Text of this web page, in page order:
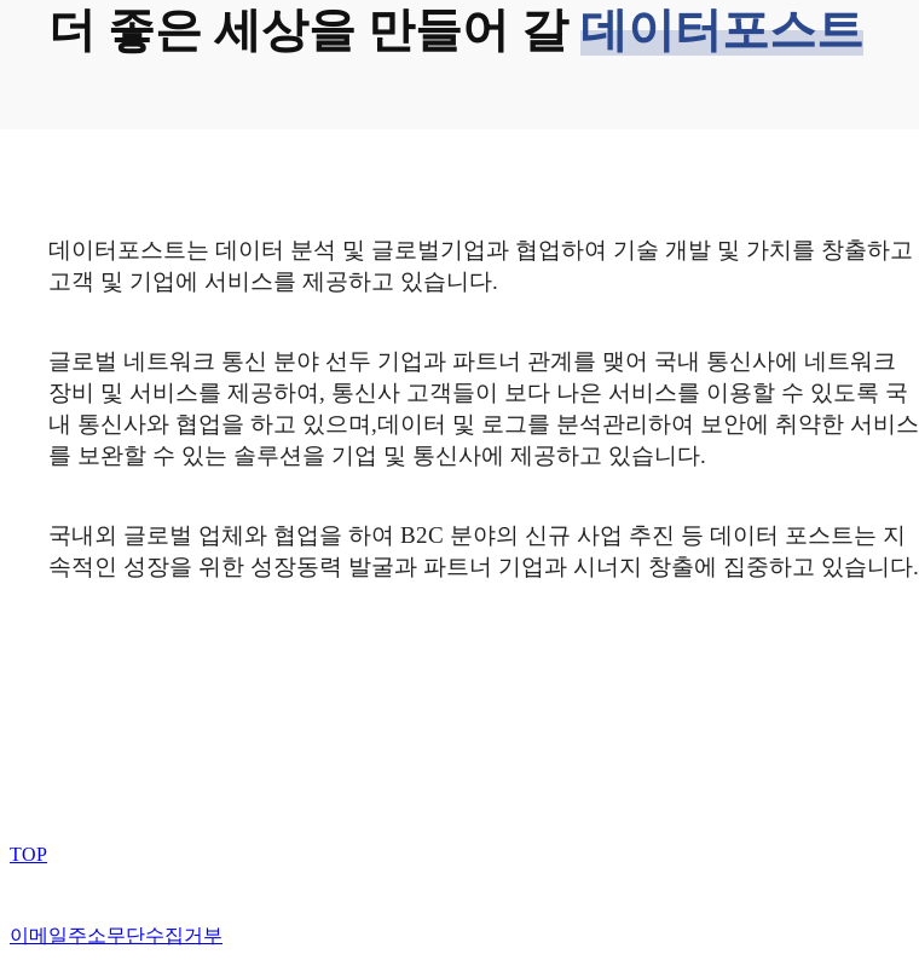
더 좋은 세상을 만들어 갈 데이터포스트
데이터포스트는 데이터 분석 및 글로벌기업과 협업하여 기술 개발 및 가치를 창출하고
고객 및 기업에 서비스를 제공하고 있습니다.
글로벌 네트워크 통신 분야 선두 기업과 파트너 관계를 맺어 국내 통신사에 네트워크
장비 및 서비스를 제공하여, 통신사 고객들이 보다 나은 서비스를 이용할 수 있도록 국
내 통신사와 협업을 하고 있으며,데이터 및 로그를 분석관리하여 보안에 취약한 서비스
를 보완할 수 있는 솔루션을 기업 및 통신사에 제공하고 있습니다.
국내외 글로벌 업체와 협업을 하여 B2C 분야의 신규 사업 추진 등 데이터 포스트는 지
속적인 성장을 위한 성장동력 발굴과 파트너 기업과 시너지 창출에 집중하고 있습니다.
TOP
이메일주소무단수집거부